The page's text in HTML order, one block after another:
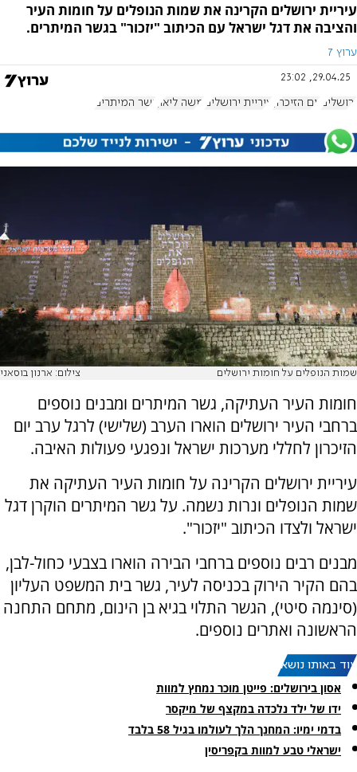
עיריית ירושלים הקרינה את שמות הנופלים על חומות העיר
והציבה את דגל ישראל עם הכיתוב "יזכור" בגשר המיתרים.
ערוץ 7
29.04.25, 23:02
ירושלים יום הזיכרון עיריית ירושלים משה ליאון גשר המיתרים
שמות הנופלים על חומות ירושלים צילום: ארנון בוסאני
חומות העיר העתיקה, גשר המיתרים ומבנים נוספים
ברחבי העיר ירושלים הוארו הערב (שלישי) לרגל ערב יום
הזיכרון לחללי מערכות ישראל ונפגעי פעולות האיבה.
עיריית ירושלים הקרינה על חומות העיר העתיקה את
שמות הנופלים ונרות נשמה. על גשר המיתרים הוקרן דגל
ישראל ולצדו הכיתוב "יזכור".
מבנים רבים נוספים ברחבי הבירה הוארו בצבעי כחול-לבן,
בהם הקיר הירוק בכניסה לעיר, גשר בית המשפט העליון
(סינמה סיטי), הגשר התלוי בגיא בן הינום, מתחם התחנה
הראשונה ואתרים נוספים.
עוד באותו נושא:
אסון בירושלים: פייטן מוכר נמחץ למוות
ידו של ילד נלכדה במקצף של מיקסר
בדמי ימיו: המחנך הלך לעולמו בגיל 58 בלבד
ישראלי טבע למוות בקפריסין